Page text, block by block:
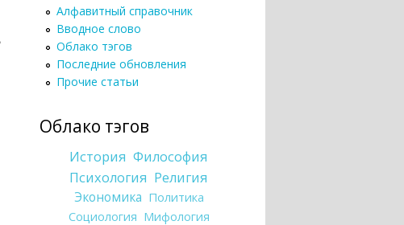
Алфавитный справочник
Вводное слово
Облако тэгов
Последние обновления
Прочие статьи
Облако тэгов
История Философия
Психология Религия
Экономика Политика
Социология Мифология